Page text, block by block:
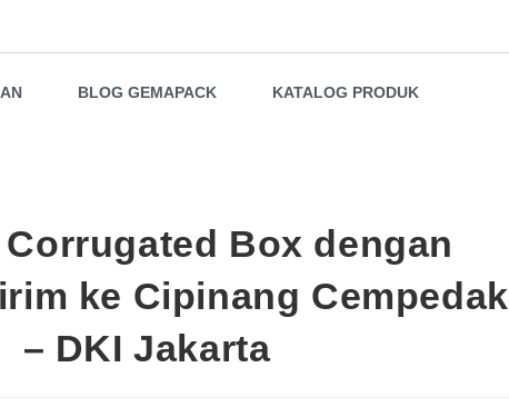
BLOG GEMAPACK KATALOG PRODUK
Box dengan
ke Cipinang Cempedak
– DKI Jakarta